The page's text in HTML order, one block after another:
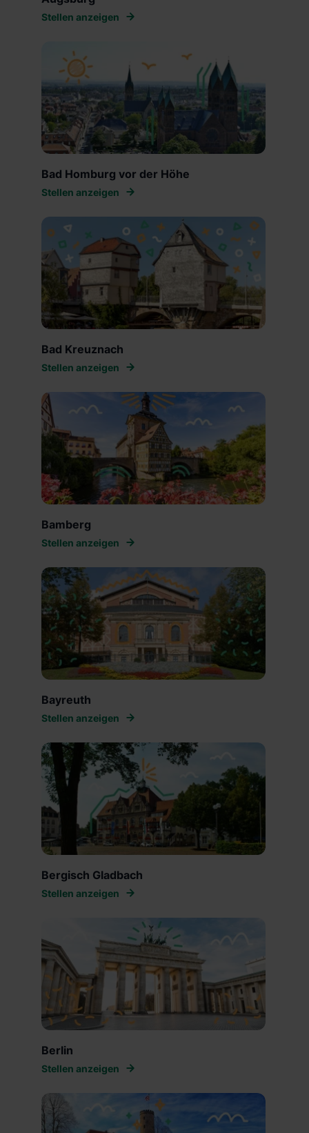
Stellen anzeigen
Bad Homburg vor der Höhe
Stellen anzeigen
Bad Kreuznach
Stellen anzeigen
Bamberg
Stellen anzeigen
Bayreuth
Stellen anzeigen
Bergisch Gladbach
Stellen anzeigen
Berlin
Stellen anzeigen